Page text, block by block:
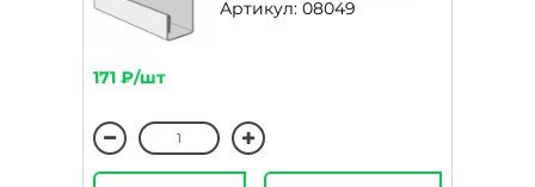
Артикул: 08049
171 ₽/шт